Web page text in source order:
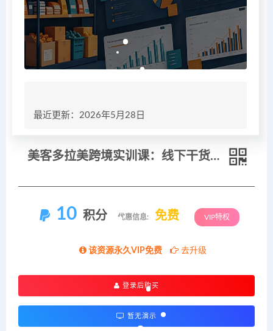
最近更新：2026年5月28日
美客多拉美跨境实训课：线下干货选品运营广告收款，抢占海外市场商机
10 积分 优惠信息: 免费 VIP特权
该资源永久VIP免费 去升级
登录后购买
暂无演示